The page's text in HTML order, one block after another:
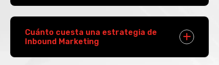
Cuánto cuesta una estrategia de
Inbound Marketing